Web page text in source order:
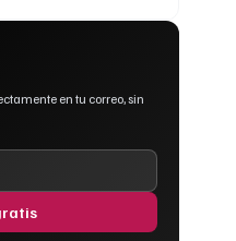
en tu correo, sin